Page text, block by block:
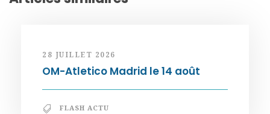
28 JUILLET 2026
OM-Atletico Madrid le 14 août
FLASH ACTU